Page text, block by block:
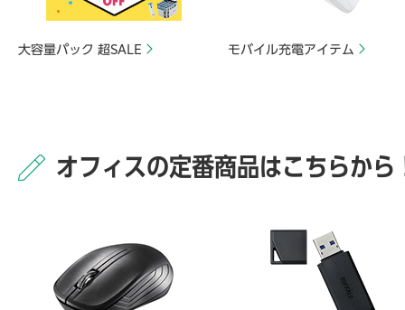
大容量パック 超SALE モバイル充電アイテム
オフィスの定番商品はこちらから